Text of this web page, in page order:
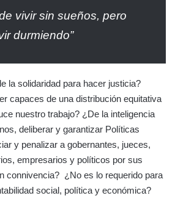
vivir sin sueños, pero
durmiendo”
la solidaridad para hacer justicia?
capaces de una distribución equitativa
nuestro trabajo? ¿De la inteligencia
deliberar y garantizar Políticas
y penalizar a gobernantes, jueces,
empresarios y políticos por sus
connivencia? ¿No es lo requerido para
social, política y económica?